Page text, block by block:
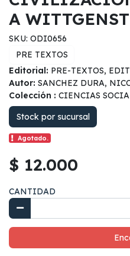
A
SKU: ODI0656
PRE TEXTOS
Editorial: PRE-TEXTOS,
Autor: SANCHEZ DURA,
Colección : CIENCIAS
Stock por sucursal
Agotado.
$ 12.000
CANTIDAD